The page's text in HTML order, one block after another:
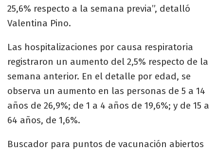
25,6% respecto a la semana previa”, detalló
Valentina Pino.
Las hospitalizaciones por causa respiratoria
registraron un aumento del 2,5% respecto de la
semana anterior. En el detalle por edad, se
observa un aumento en las personas de 5 a 14
años de 26,9%; de 1 a 4 años de 19,6%; y de 15 a
64 años, de 1,6%.
Buscador para puntos de vacunación abiertos